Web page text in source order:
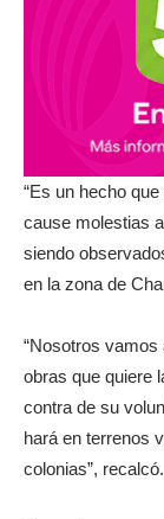
“Es un hecho
cause molestias
siendo
en la zona de
“Nosotros vamos
obras que quiere
contra de su
hará en terrenos
colonias”, recalcó.